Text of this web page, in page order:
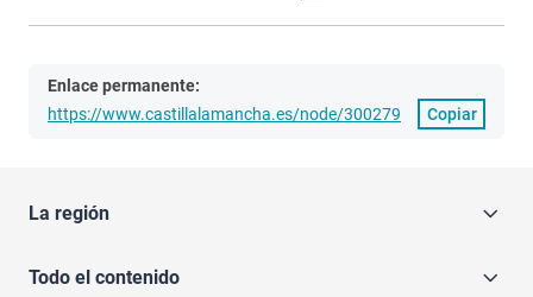
Enlace permanente:
https://www.castillalamancha.es/node/300279
Copiar
La región
Todo el contenido